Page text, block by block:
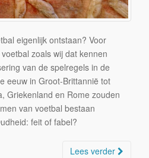
eigenlijk ontstaan? Voor
zoals wij dat kennen
van de spelregels in de
eeuw in Groot-Brittannië tot
Griekenland en Rome zouden
van voetbal bestaan
feit of fabel?
Lees verder